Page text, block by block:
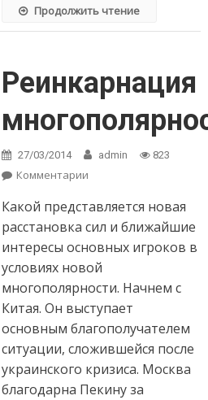
Продолжить чтение
Реинкарнация
27/03/2014 admin 823
Комментарии
Какой представляется новая
расстановка сил и ближайшие
интересы основных игроков в
условиях новой
многополярности. Начнем с
Китая. Он выступает
основным благополучателем
ситуации, сложившейся после
украинского кризиса. Москва
благодарна Пекину за